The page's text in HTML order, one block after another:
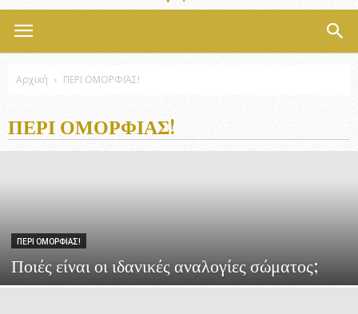
Αρχική ΠΕΡΙ ΟΜΟΡΦΙΆΣ!
ΠΕΡΙ ΟΜΟΡΦΙΆΣ!
ΠΕΡΙ ΟΜΟΡΦΙΆΣ!
Ποιές είναι οι ιδανικές αναλογίες σώματος;